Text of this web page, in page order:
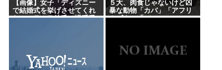
【画像】女子「ディズニー
で結婚式を挙げさせてくれ
ないモラハラ彼氏。過呼吸
５大、肉食じゃないけど凶
暴な動物「カバ」「アフリ
カゾウ」「バッファロー」